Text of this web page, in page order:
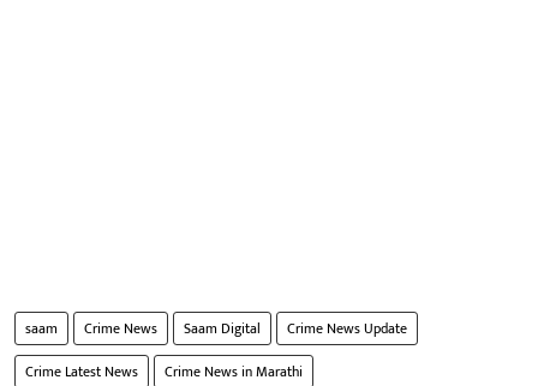
saam Crime News Saam Digital
Crime News Update
Crime Latest News
Crime News in Marathi